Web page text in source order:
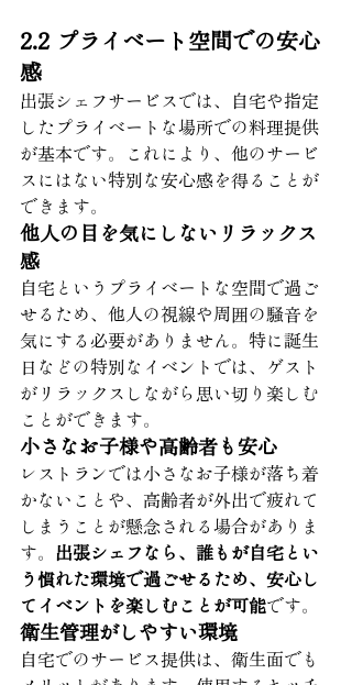
2.2 プライベート空間での安心
感
出張シェフサービスでは、自宅や指定
したプライベートな場所での料理提供
が基本です。これにより、他のサービ
スにはない特別な安心感を得ることが
できます。
他人の目を気にしないリラックス
感
自宅というプライベートな空間で過ご
せるため、他人の視線や周囲の騒音を
気にする必要がありません。特に誕生
日などの特別なイベントでは、ゲスト
がリラックスしながら思い切り楽しむ
ことができます。
小さなお子様や高齢者も安心
レストランでは小さなお子様が落ち着
かないことや、高齢者が外出で疲れて
しまうことが懸念される場合がありま
す。 出張シェフなら、誰もが自宅とい
う慣れた環境で過ごせるため、安心し
てイベントを楽しむことが可能です。
衛生管理がしやすい環境
自宅でのサービス提供は、衛生面でも